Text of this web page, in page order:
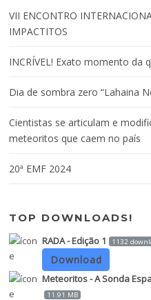
VII ENCONTRO
IMPACTITOS
INCRÍVEL! Exato momento da
Dia de sombra zero “Lahaina
Cientistas se articulam e
meteoritos que caem no país
20ª EMF 2024
TOP DOWNLOADS!
RADA - Edição 1 1132
Download
Meteoritos - A Sonda
11.91 MB